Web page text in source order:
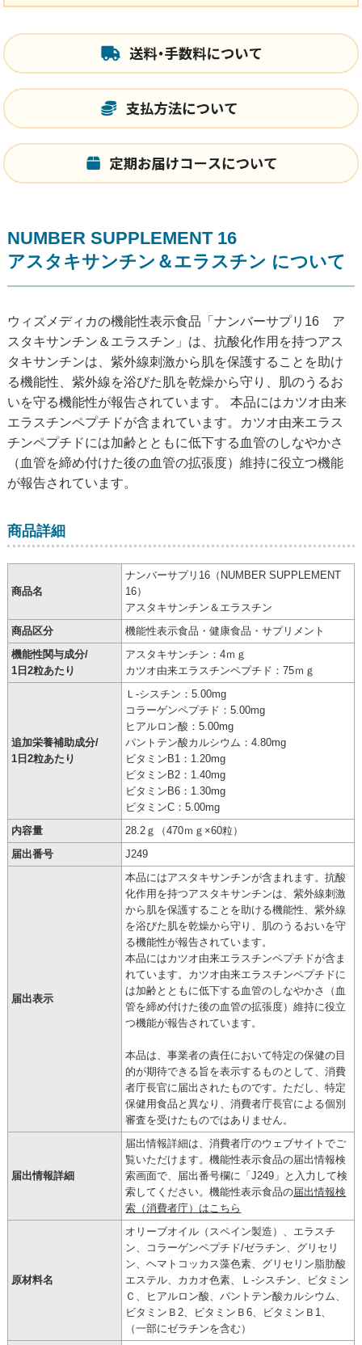
NUMBER SUPPLEMENT 16
アスタキサンチン＆エラスチン について
ウィズメディカの機能性表示食品「ナンバーサプリ16 ア
スタキサンチン＆エラスチン」は、抗酸化作用を持つアス
タキサンチンは、紫外線刺激から肌を保護することを助け
る機能性、紫外線を浴びた肌を乾燥から守り、肌のうるお
いを守る機能性が報告されています。 本品にはカツオ由来
エラスチンペプチドが含まれています。カツオ由来エラス
チンペプチドには加齢とともに低下する血管のしなやかさ
（血管を締め付けた後の血管の拡張度）維持に役立つ機能
が報告されています。
商品詳細
商品名
ナンバーサプリ16（NUMBER SUPPLEMENT
16）
アスタキサンチン＆エラスチン
商品区分
機能性表示食品・健康食品・サプリメント
機能性関与成分/
1日2粒あたり
アスタキサンチン：4ｍｇ
カツオ由来エラスチンペプチド：75ｍｇ
追加栄養補助成分/
1日2粒あたり
Ｌ-シスチン：5.00mg
コラーゲンペプチド：5.00mg
ヒアルロン酸：5.00mg
パントテン酸カルシウム：4.80mg
ビタミンB1：1.20mg
ビタミンB2：1.40mg
ビタミンB6：1.30mg
ビタミンC：5.00mg
内容量
28.2ｇ（470ｍｇ×60粒）
届出番号
J249
届出表示
本品にはアスタキサンチンが含まれます。抗酸
化作用を持つアスタキサンチンは、紫外線刺激
から肌を保護することを助ける機能性、紫外線
を浴びた肌を乾燥から守り、肌のうるおいを守
る機能性が報告されています。
本品にはカツオ由来エラスチンペプチドが含ま
れています。カツオ由来エラスチンペプチドに
は加齢とともに低下する血管のしなやかさ（血
管を締め付けた後の血管の拡張度）維持に役立
つ機能が報告されています。
本品は、事業者の責任において特定の保健の目
的が期待できる旨を表示するものとして、消費
者庁長官に届出されたものです。ただし、特定
保健用食品と異なり、消費者庁長官による個別
審査を受けたものではありません。
届出情報詳細
届出情報詳細は、消費者庁のウェブサイトでご
覧いただけます。機能性表示食品の届出情報検
索画面で、届出番号欄に「J249」と入力して検
索してください。機能性表示食品の届出情報検
索（消費者庁）はこちら
原材料名
オリーブオイル（スペイン製造）、エラスチ
ン、コラーゲンペプチド/ゼラチン、グリセリ
ン、ヘマトコッカス藻色素、グリセリン脂肪酸
エステル、カカオ色素、Ｌ-シスチン、ビタミン
Ｃ、ヒアルロン酸、パントテン酸カルシウム、
ビタミンＢ2、ビタミンＢ6、ビタミンＢ1、
（一部にゼラチンを含む）